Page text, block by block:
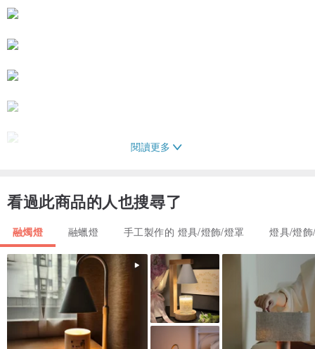
風格，
可以自由搭配您喜愛的香氛蠟燭使用，將空間營造出寧靜舒適的氛
蠟燭暖燈改變了傳統需點燃蠟燭才能釋放香氣方式，
可以簡單方便、無煙無火地融化香氛蠟燭，
閱讀更多
看過此商品的人也搜尋了
融燭燈 融蠟燈 手工製作的 燈具/燈飾/燈罩 燈具/燈